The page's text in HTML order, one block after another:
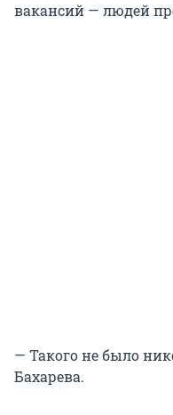
вакансий — людей
— Такого не было
Бахарева.